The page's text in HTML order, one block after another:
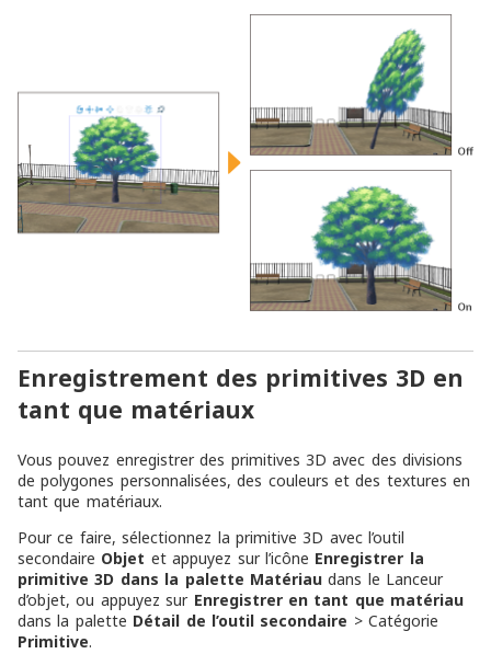
Enregistrement des primitives 3D en
tant que matériaux
Vous pouvez enregistrer des primitives 3D avec des divisions
de polygones personnalisées, des couleurs et des textures en
tant que matériaux.
Pour ce faire, sélectionnez la primitive 3D avec l’outil
secondaire Objet et appuyez sur l’icône Enregistrer la
primitive 3D dans la palette Matériau dans le Lanceur
d’objet, ou appuyez sur Enregistrer en tant que matériau
dans la palette Détail de l’outil secondaire > Catégorie
Primitive.